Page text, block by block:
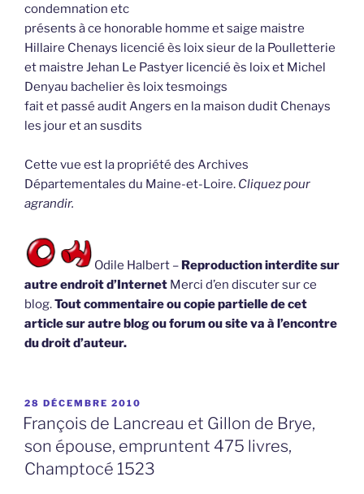
condemnation etc
présents à ce honorable homme et saige maistre
Hillaire Chenays licencié ès loix sieur de la Poulletterie
et maistre Jehan Le Pastyer licencié ès loix et Michel
Denyau bachelier ès loix tesmoings
fait et passé audit Angers en la maison dudit Chenays
les jour et an susdits
Cette vue est la propriété des Archives
Départementales du Maine-et-Loire. Cliquez pour
agrandir.
Odile Halbert – Reproduction interdite sur
autre endroit d’Internet Merci d’en discuter sur ce
blog.Tout commentaire ou copie partielle de cet
article sur autre blog ou forum ou site va à l’encontre
du droit d’auteur.
PUBLIÉ
LE
28 DÉCEMBRE 2010
François de Lancreau et Gillon de Brye,
son épouse, empruntent 475 livres,
Champtocé 1523